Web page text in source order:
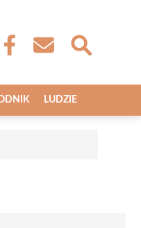
LUDZIE